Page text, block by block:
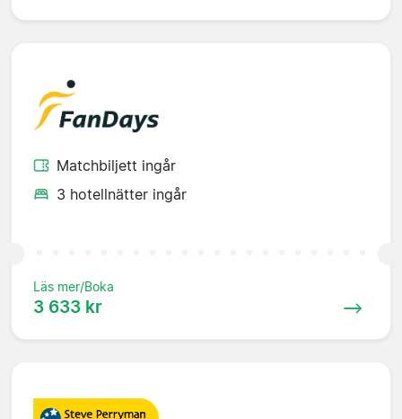
Matchbiljett ingår
3 hotellnätter ingår
Läs mer/Boka
3 633 kr